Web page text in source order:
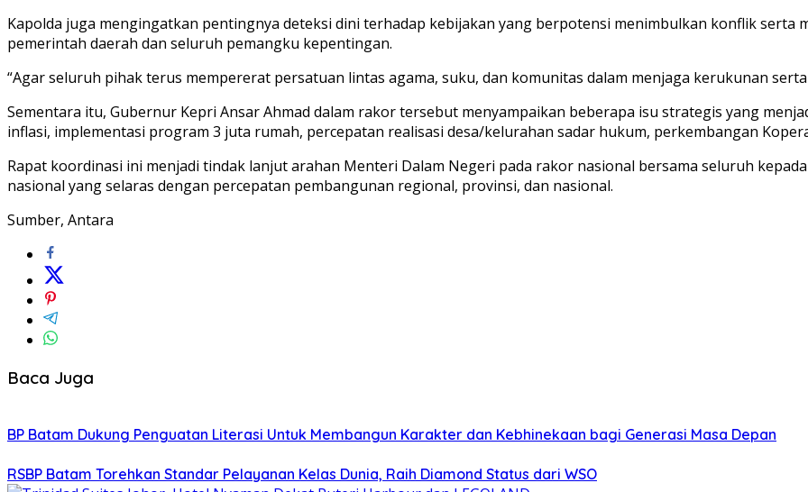
Kapolda juga mengingatkan pentingnya deteksi dini terhadap kebijakan yang berpotensi menimbulkan konflik serta
pemerintah daerah dan seluruh pemangku kepentingan.
“Agar seluruh pihak terus mempererat persatuan lintas agama, suku, dan komunitas dalam menjaga kerukunan
Sementara itu, Gubernur Kepri Ansar Ahmad dalam rakor tersebut menyampaikan beberapa isu strategis yang
inflasi, implementasi program 3 juta rumah, percepatan realisasi desa/kelurahan sadar hukum, perkembangan
Rapat koordinasi ini menjadi tindak lanjut arahan Menteri Dalam Negeri pada rakor nasional bersama seluruh
nasional yang selaras dengan percepatan pembangunan regional, provinsi, dan nasional.
Sumber, Antara
Baca Juga
BP Batam Dukung Penguatan Literasi Untuk Membangun Karakter dan Kebhinekaan bagi Generasi Masa Depan
RSBP Batam Torehkan Standar Pelayanan Kelas Dunia, Raih Diamond Status dari WSO